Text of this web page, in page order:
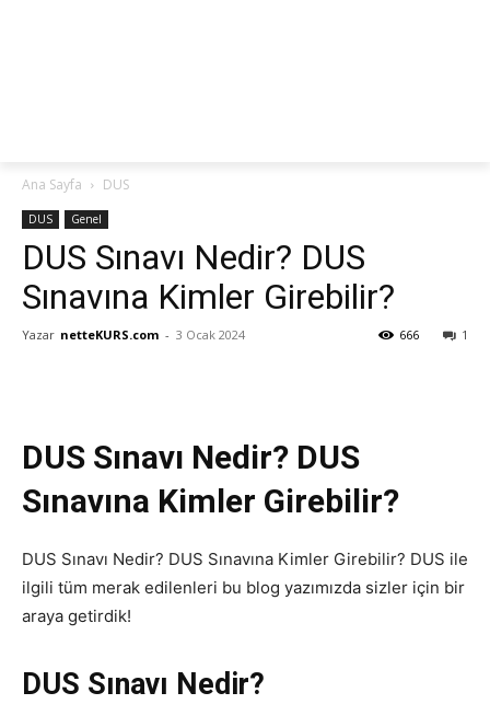
Ana Sayfa DUS
DUS Genel
DUS Sınavı Nedir? DUS
Sınavına Kimler Girebilir?
Yazar netteKURS.com - 3 Ocak 2024 1
666
DUS Sınavı Nedir? DUS
Sınavına Kimler Girebilir?
DUS Sınavı Nedir? DUS Sınavına Kimler Girebilir? DUS ile
ilgili tüm merak edilenleri bu blog yazımızda sizler için bir
araya getirdik!
DUS Sınavı Nedir?